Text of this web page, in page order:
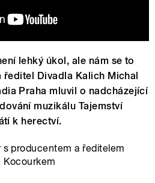
lehký úkol, ale nám se to
Divadla Kalich Michal
Praha mluvil o nadcházející
muzikálu Tajemství
k herectví.
producentem a ředitelem
Kocourkem